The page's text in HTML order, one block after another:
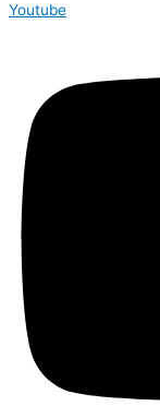
Youtube